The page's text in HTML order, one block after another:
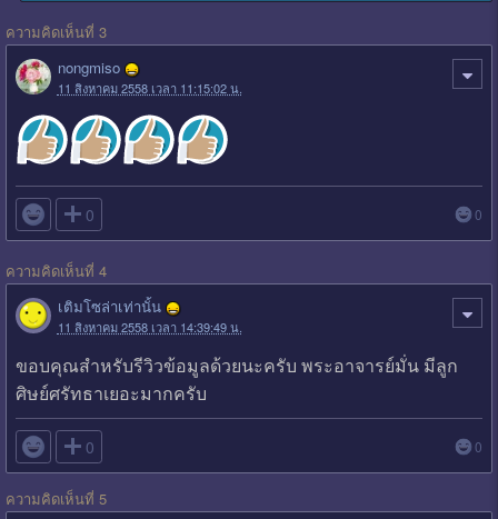
ความคิดเห็นที่ 3
nongmiso
11 สิงหาคม 2558 เวลา 11:15:02 น.
 0 0
ความคิดเห็นที่ 4
เติมโซล่าเท่านั้น
11 สิงหาคม 2558 เวลา 14:39:49 น.
ขอบคุณสำหรับรีวิวข้อมูลด้วยนะครับ พระอาจารย์มั่น มีลูก
ศิษย์ศรัทธาเยอะมากครับ
 0 0
ความคิดเห็นที่ 5